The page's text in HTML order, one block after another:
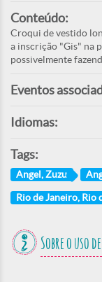
Conteúdo:
Croqui de vestido
a inscrição "Gis" na
possivelmente
Eventos
Idiomas:
Tags:
Angel, Zuzu
Rio de Janeiro, Rio
Sobre o uso